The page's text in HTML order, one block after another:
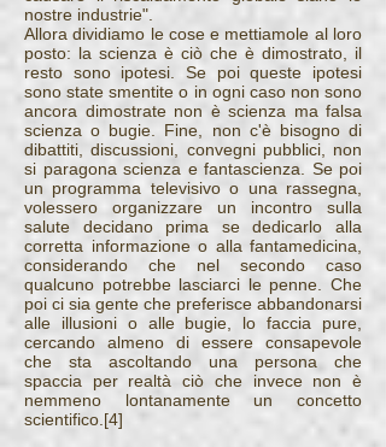
nostre industrie".
Allora dividiamo le cose e mettiamole al loro
posto: la scienza è ciò che è dimostrato, il
resto sono ipotesi. Se poi queste ipotesi
sono state smentite o in ogni caso non sono
ancora dimostrate non è scienza ma falsa
scienza o bugie. Fine, non c'è bisogno di
dibattiti, discussioni, convegni pubblici, non
si paragona scienza e fantascienza. Se poi
un programma televisivo o una rassegna,
volessero organizzare un incontro sulla
salute decidano prima se dedicarlo alla
corretta informazione o alla fantamedicina,
considerando che nel secondo caso
qualcuno potrebbe lasciarci le penne. Che
poi ci sia gente che preferisce abbandonarsi
alle illusioni o alle bugie, lo faccia pure,
cercando almeno di essere consapevole
che sta ascoltando una persona che
spaccia per realtà ciò che invece non è
nemmeno lontanamente un concetto
scientifico.[4]